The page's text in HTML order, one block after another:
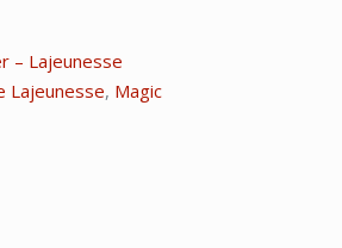
– Lajeunesse
Lajeunesse, Magic